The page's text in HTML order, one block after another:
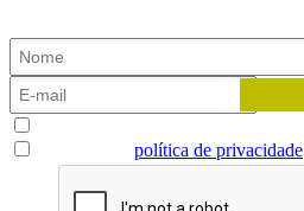
política de privacidade